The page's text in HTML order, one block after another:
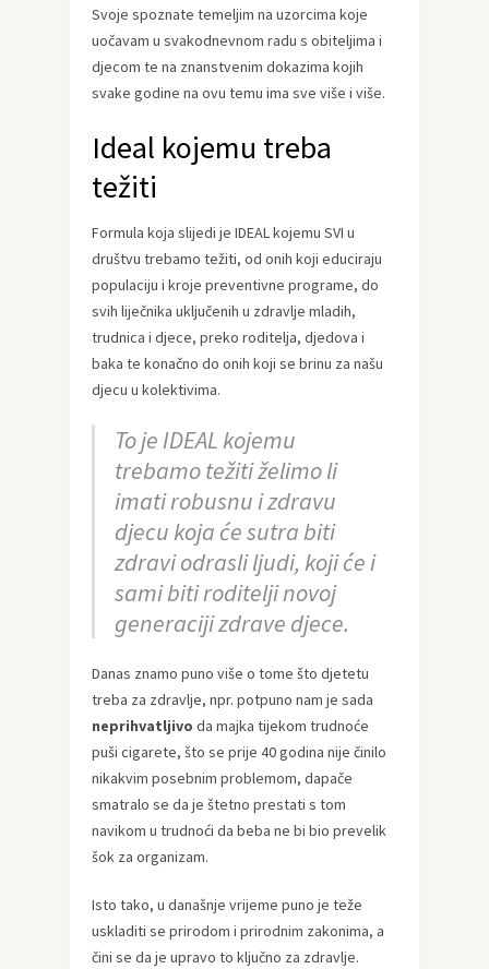
Svoje spoznate temeljim na uzorcima koje
uočavam u svakodnevnom radu s obiteljima i
djecom te na znanstvenim dokazima kojih
svake godine na ovu temu ima sve više i više.
Ideal kojemu treba
težiti
Formula koja slijedi je IDEAL kojemu SVI u
društvu trebamo težiti, od onih koji educiraju
populaciju i kroje preventivne programe, do
svih liječnika uključenih u zdravlje mladih,
trudnica i djece, preko roditelja, djedova i
baka te konačno do onih koji se brinu za našu
djecu u kolektivima.
To je IDEAL kojemu
trebamo težiti želimo li
imati robusnu i zdravu
djecu koja će sutra biti
zdravi odrasli ljudi, koji će i
sami biti roditelji novoj
generaciji zdrave djece.
Danas znamo puno više o tome što djetetu
treba za zdravlje, npr. potpuno nam je sada
neprihvatljivo da majka tijekom trudnoće
puši cigarete, što se prije 40 godina nije činilo
nikakvim posebnim problemom, dapače
smatralo se da je štetno prestati s tom
navikom u trudnoći da beba ne bi bio prevelik
šok za organizam.
Isto tako, u današnje vrijeme puno je teže
uskladiti se prirodom i prirodnim zakonima, a
čini se da je upravo to ključno za zdravlje.